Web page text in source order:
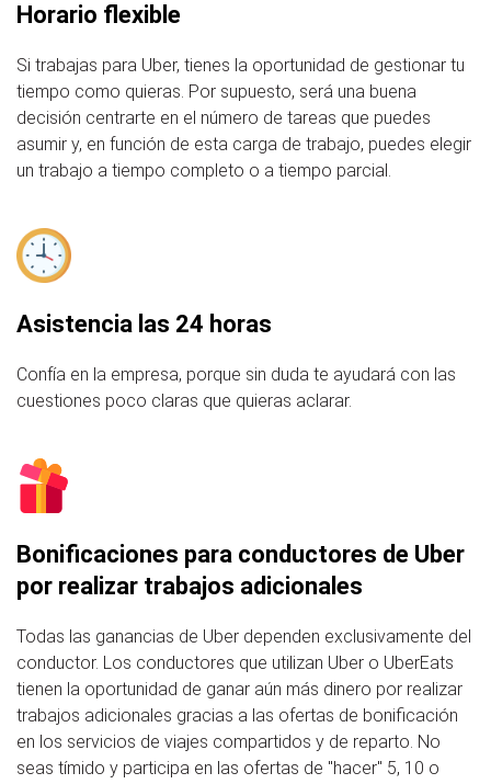
Horario flexible
Si trabajas para Uber, tienes la oportunidad de gestionar tu
tiempo como quieras. Por supuesto, será una buena
decisión centrarte en el número de tareas que puedes
asumir y, en función de esta carga de trabajo, puedes elegir
un trabajo a tiempo completo o a tiempo parcial.
Asistencia las 24 horas
Confía en la empresa, porque sin duda te ayudará con las
cuestiones poco claras que quieras aclarar.
Bonificaciones para conductores de Uber
por realizar trabajos adicionales
Todas las ganancias de Uber dependen exclusivamente del
conductor. Los conductores que utilizan Uber o UberEats
tienen la oportunidad de ganar aún más dinero por realizar
trabajos adicionales gracias a las ofertas de bonificación
en los servicios de viajes compartidos y de reparto. No
seas tímido y participa en las ofertas de "hacer" 5, 10 o